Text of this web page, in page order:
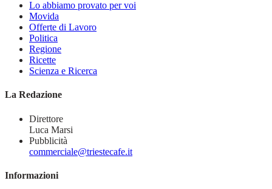
Lo abbiamo provato per voi
Movida
Offerte di Lavoro
Politica
Regione
Ricette
Scienza e Ricerca
La Redazione
Direttore
Luca Marsi
Pubblicità
commerciale@triestecafe.it
Informazioni